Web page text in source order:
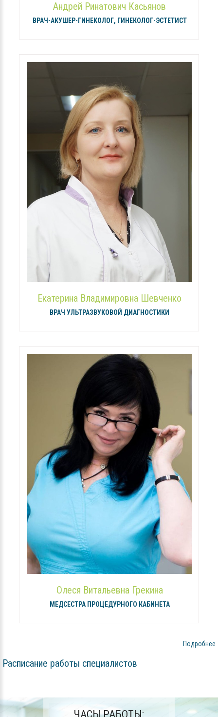
Андрей Ринатович Касьянов
ВРАЧ-АКУШЕР-ГИНЕКОЛОГ, ГИНЕКОЛОГ-ЭСТЕТИСТ
Екатерина Владимировна Шевченко
ВРАЧ УЛЬТРАЗВУКОВОЙ ДИАГНОСТИКИ
Олеся Витальевна Грекина
МЕДСЕСТРА ПРОЦЕДУРНОГО КАБИНЕТА
Подробнее
Расписание работы специалистов
ЧАСЫ РАБОТЫ: